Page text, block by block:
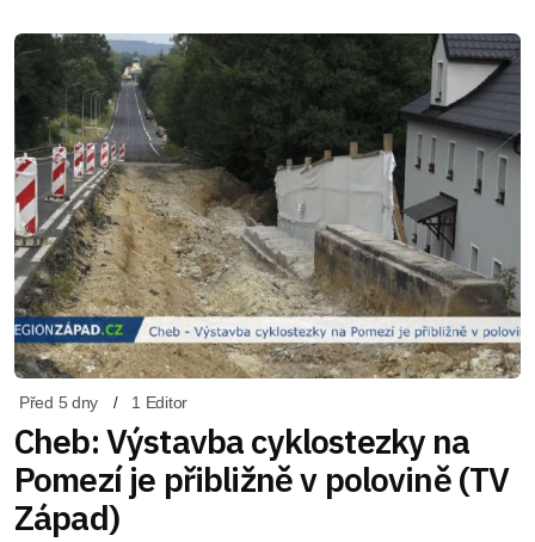
Před 5 dny 1 Editor
Cheb: Výstavba cyklostezky na
Pomezí je přibližně v polovině (TV
Západ)